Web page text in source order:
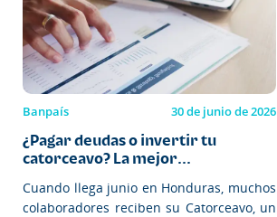
Banpaís 30 de junio de 2026
¿Pagar deudas o invertir tu
catorceavo? La mejor...
Cuando llega junio en Honduras, muchos
colaboradores reciben su Catorceavo, un